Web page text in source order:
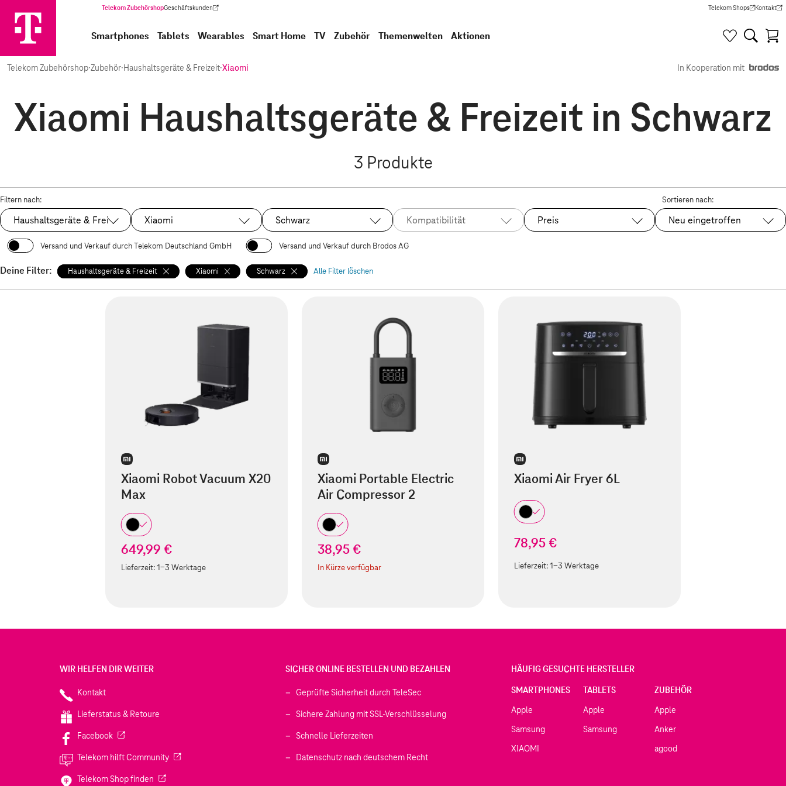
Telekom ZubehörshopGeschäftskunden
(Wird in einem neuen Tab geöffnet) Telekom Shops
(Wird in einem neuen Tab
Kontakt
(Wird in
Smartphones Tablets Wearables Smart Home TV Zubehör Themenwelten Aktionen
Telekom Zubehörshop·Zubehör·Haushaltsgeräte & Freizeit·Xiaomi In Kooperation mit
Xiaomi Haushaltsgeräte & Freizeit in Schwarz
3 Produkte
Filtern nach:
Ausgewählt:
Haushaltsgeräte & Freizeit Ausgewählt:
Xiaomi Ausgewählt:
Schwarz Kompatibilität Preis
Sortieren nach:
Ausgewählt:
Neu eingetroffen
Versand und Verkauf durch Telekom Deutschland GmbH Versand und Verkauf durch Brodos AG
Deine Filter: Haushaltsgeräte & Freizeit Xiaomi Schwarz Alle Filter löschen
Xiaomi Robot Vacuum X20
Max
649,99 €
Lieferzeit:1-3 Werktage
Xiaomi Portable Electric
Air Compressor 2
38,95 €
In Kürze verfügbar
Xiaomi Air Fryer 6L
78,95 €
Lieferzeit:1-3 Werktage
WIR HELFEN DIR WEITER
Kontakt
Lieferstatus & Retoure
Facebook(Wird in einem neuen Tab geöffnet)
Telekom hilft Community(Wird in einem neuen Tab geöffnet)
Telekom Shop finden (Wird in einem neuen Tab geöffnet)
SICHER ONLINE BESTELLEN UND BEZAHLEN
Geprüfte Sicherheit durch TeleSec
Sichere Zahlung mit SSL-Verschlüsselung
Schnelle Lieferzeiten
Datenschutz nach deutschem Recht
HÄUFIG GESUCHTE HERSTELLER
SMARTPHONES
Apple
Samsung
XIAOMI
TABLETS
Apple
Samsung
ZUBEHÖR
Apple
Anker
agood